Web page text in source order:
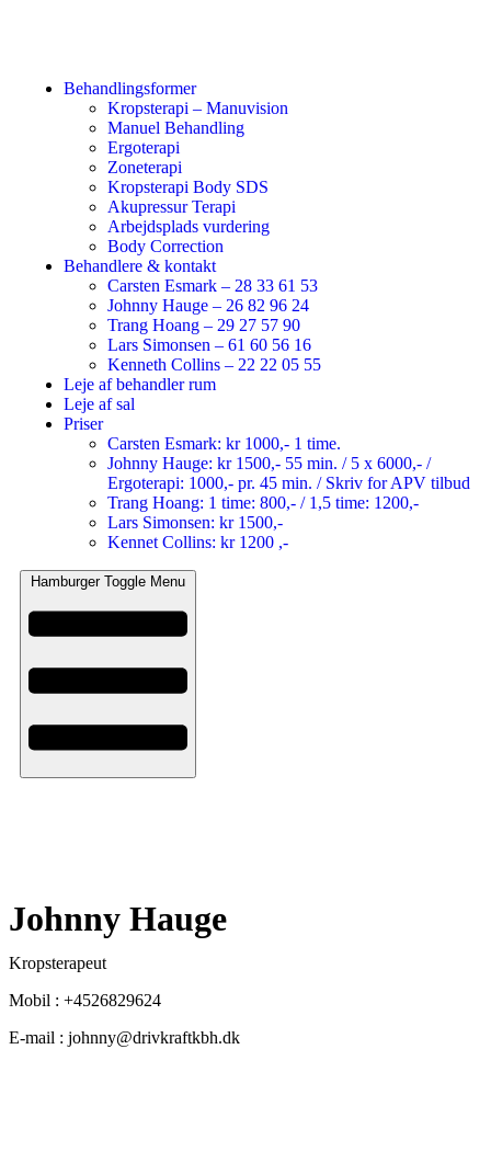
Behandlingsformer
Kropsterapi – Manuvision
Manuel Behandling
Ergoterapi
Zoneterapi
Kropsterapi Body SDS
Akupressur Terapi
Arbejdsplads vurdering
Body Correction
Behandlere & kontakt
Carsten Esmark – 28 33 61 53
Johnny Hauge – 26 82 96 24
Trang Hoang – 29 27 57 90
Lars Simonsen – 61 60 56 16
Kenneth Collins – 22 22 05 55
Leje af behandler rum
Leje af sal
Priser
Carsten Esmark: kr 1000,- 1 time.
Johnny Hauge: kr 1500,- 55 min. / 5 x 6000,- /
Ergoterapi: 1000,- pr. 45 min. / Skriv for APV tilbud
Trang Hoang: 1 time: 800,- / 1,5 time: 1200,-
Lars Simonsen: kr 1500,-
Kennet Collins: kr 1200 ,-
Hamburger Toggle Menu
Johnny Hauge
Kropsterapeut
Mobil : +4526829624
E-mail : johnny@drivkraftkbh.dk